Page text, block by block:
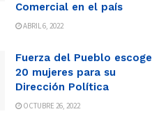
Comercial en el país
ABRIL 6, 2022
Fuerza del Pueblo escoge
20 mujeres para su
Dirección Política
OCTUBRE 26, 2022